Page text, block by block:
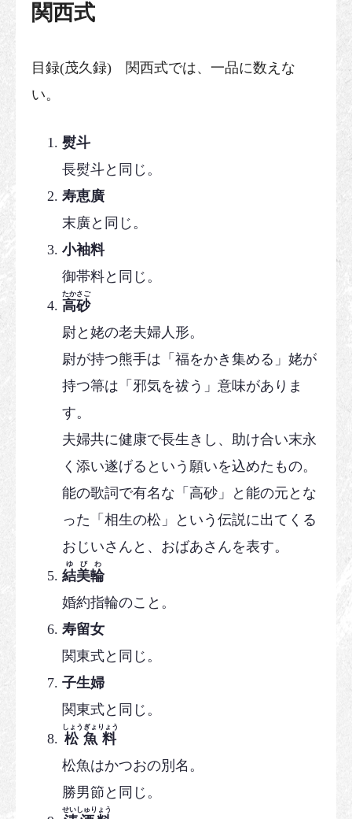
関西式
目録(茂久録) 関西式では、一品に数えな
い。
熨斗
長熨斗と同じ。
寿恵廣
末廣と同じ。
小袖料
御帯料と同じ。
高砂
たかさご
尉と姥の老夫婦人形。
尉が持つ熊手は「福をかき集める」姥が
持つ箒は「邪気を祓う」意味がありま
す。
夫婦共に健康で長生きし、助け合い末永
く添い遂げるという願いを込めたもの。
能の歌詞で有名な「高砂」と能の元とな
った「相生の松」という伝説に出てくる
おじいさんと、おばあさんを表す。
結美輪
ゆびわ
婚約指輪のこと。
寿留女
関東式と同じ。
子生婦
関東式と同じ。
松魚料
しょうぎょりょう
松魚はかつおの別名。
勝男節と同じ。
せいしゅりょう